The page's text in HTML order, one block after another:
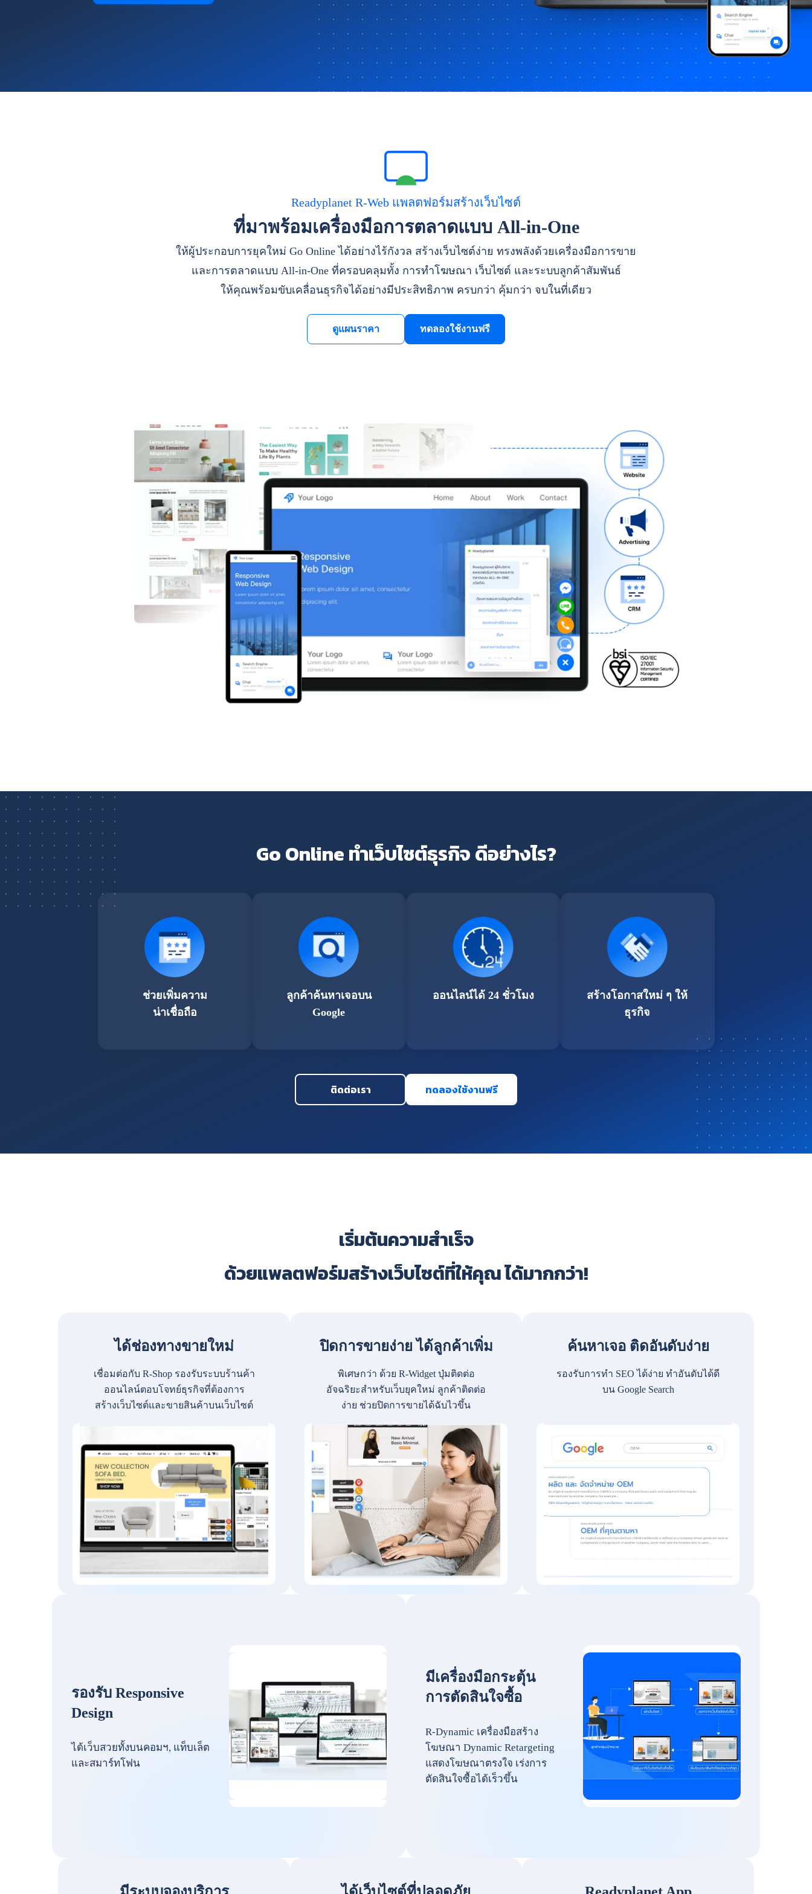
Readyplanet R-Web แพลตฟอร์มสร้างเว็บไซต์
ที่มาพร้อมเครื่องมือการตลาดแบบ All-in-One
ให้ผู้ประกอบการยุคใหม่ Go Online ได้อย่างไร้กังวล สร้างเว็บไซต์ง่าย ทรงพลังด้วยเครื่องมือการขาย
และการตลาดแบบ All-in-One ที่ครอบคลุมทั้ง การทำโฆษณา เว็บไซต์ และระบบลูกค้าสัมพันธ์
ให้คุณพร้อมขับเคลื่อนธุรกิจได้อย่างมีประสิทธิภาพ ครบกว่า คุ้มกว่า จบในที่เดียว
ดูแผนราคา ทดลองใช้งานฟรี
Go Online ทำเว็บไซต์ธุรกิจ ดีอย่างไร?
ช่วยเพิ่มความ
น่าเชื่อถือ
ลูกค้าค้นหาเจอบน
Google
ออนไลน์ได้ 24 ชั่วโมง
สร้างโอกาสใหม่ ๆ ให้
ธุรกิจ
ติดต่อเรา ทดลองใช้งานฟรี
เริ่มต้นความสำเร็จ
ด้วยแพลตฟอร์มสร้างเว็บไซต์ที่ให้คุณ ได้มากกว่า!
ได้ช่องทางขายใหม่
เชื่อมต่อกับ R-Shop รองรับระบบร้านค้า
ออนไลน์ตอบโจทย์ธุรกิจที่ต้องการ
สร้างเว็บไซต์และขายสินค้าบนเว็บไซต์
ปิดการขายง่าย ได้ลูกค้าเพิ่ม
พิเศษกว่า ด้วย R-Widget ปุ่มติดต่อ
อัจฉริยะสำหรับเว็บยุคใหม่ ลูกค้าติดต่อ
ง่าย ช่วยปิดการขายได้ฉับไวขึ้น
ค้นหาเจอ ติดอันดับง่าย
รองรับการทำ SEO ได้ง่าย ทำอันดับได้ดี
บน Google Search
รองรับ Responsive
Design
ได้เว็บสวยทั้งบนคอมฯ, แท็บเล็ต
และสมาร์ทโฟน
มีเครื่องมือกระตุ้น
การตัดสินใจซื้อ
R-Dynamic เครื่องมือสร้าง
โฆษณา Dynamic Retargeting
แสดงโฆษณาตรงใจ เร่งการ
ตัดสินใจซื้อได้เร็วขึ้น